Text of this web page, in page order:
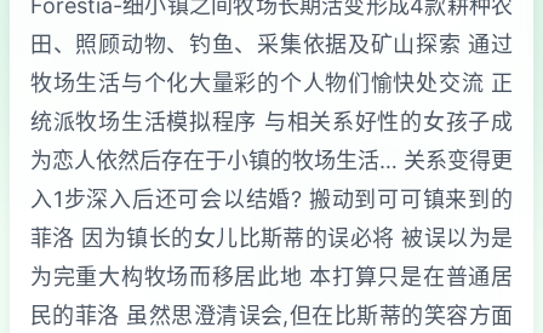
田、照顾动物、钓鱼、采集依据及矿山探索 通过
牧场生活与个化大量彩的个人物们愉快处交流 正
统派牧场生活模拟程序 与相关系好性的女孩子成
为恋人依然后存在于小镇的牧场生活… 关系变得更
入1步深入后还可会以结婚? 搬动到可可镇来到的
菲洛 因为镇长的女儿比斯蒂的误必将 被误以为是
为完重大构牧场而移居此地 本打算只是在普通居
民的菲洛 虽然思澄清误会,但在比斯蒂的笑容方面